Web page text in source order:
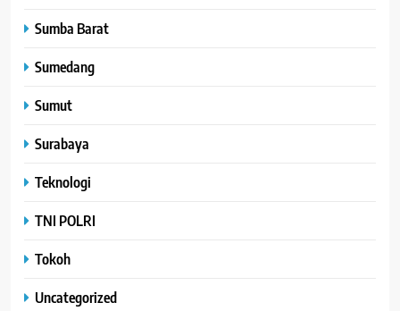
Sumba Barat
Sumedang
Sumut
Surabaya
Teknologi
TNI POLRI
Tokoh
Uncategorized